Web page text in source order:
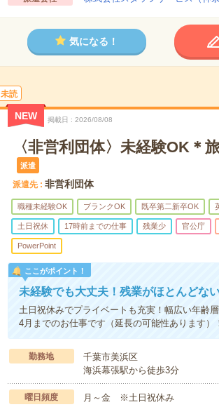
気になる！
未読
NEW 掲載日 2026/08/08
〈非営利団体〉未経験OK＊
派遣
派遣先 非営利団体
職種未経験OK ブランクOK 既卒第二新卒OK
土日祝休 17時前までの仕事 残業少 官公庁
PowerPoint
ここがポイント！
未経験でも大丈夫！残業がほとんどな
土日祝休みでプライベートも充実！幅広い年齢
4月までのお仕事です（延長の可能性あります）
勤務地
千葉市美浜区
海浜幕張駅から徒歩3分
曜日頻度 月～金 ※土日祝休み